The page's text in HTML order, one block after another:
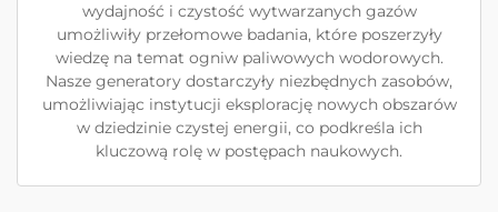
wydajność i czystość wytwarzanych gazów
umożliwiły przełomowe badania, które poszerzyły
wiedzę na temat ogniw paliwowych wodorowych.
Nasze generatory dostarczyły niezbędnych zasobów,
umożliwiając instytucji eksplorację nowych obszarów
w dziedzinie czystej energii, co podkreśla ich
kluczową rolę w postępach naukowych.